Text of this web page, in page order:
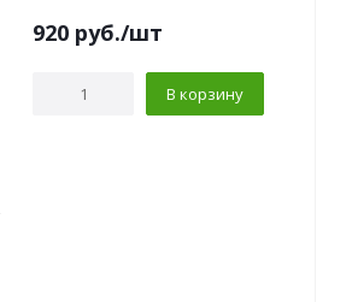
920 руб./шт
В корзину